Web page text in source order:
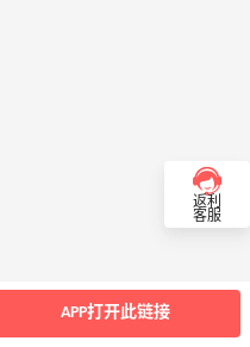
返利
客服
APP打开此链接